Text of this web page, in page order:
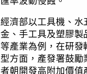
經濟部以工具機、水
金、手工具及塑膠製
等產業為例，在研發
型方面，產發署鼓勵
者朝開發高附加價值